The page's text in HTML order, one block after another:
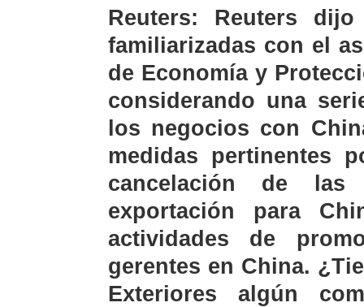
Reuters: Reuters
familiarizadas con el
de Economía y
considerando una
los negocios con
medidas pertinentes
cancelación de
exportación para
actividades de
gerentes en China.
Exteriores algún